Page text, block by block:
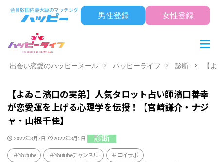
男性登録 女性登録
出会い恋愛のハッピーメール ハッピーライフ 診断 【
【よゐこ濱口の実弟】人気タロット占い師濱口善幸
が恋愛運を上げる心理学を伝授！【宮崎謙介・ナジ
ャ・山根千佳】
2022年3月7日 2022年3月5日 診断
Youtube Youtubeチャンネル コイラボ